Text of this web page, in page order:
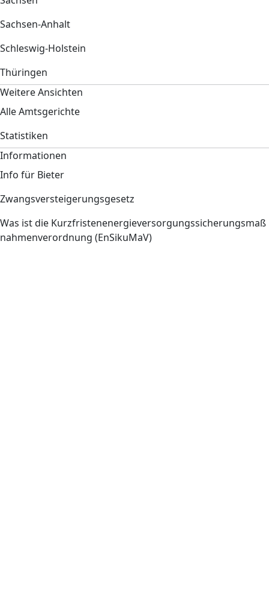
Sachsen-Anhalt
Schleswig-Holstein
Thüringen
Weitere Ansichten
Alle Amtsgerichte
Statistiken
Informationen
Info für Bieter
Zwangsversteigerungsgesetz
Was ist die Kurzfristenenergieversorgungssicherungsmaß
nahmenverordnung (EnSikuMaV)